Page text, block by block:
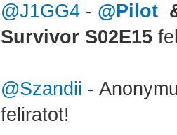
@J1GG4- @Pilot
Survivor S02E15
@Szandii -
feliratot!